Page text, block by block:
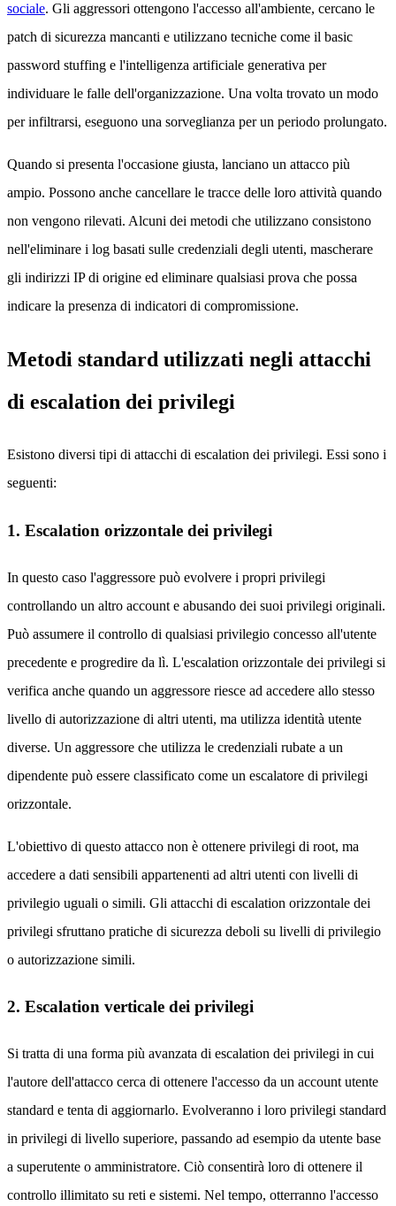
sociale. Gli aggressori ottengono l'accesso all'ambiente, cercano le
patch di sicurezza mancanti e utilizzano tecniche come il basic
password stuffing e l'intelligenza artificiale generativa per
individuare le falle dell'organizzazione. Una volta trovato un modo
per infiltrarsi, eseguono una sorveglianza per un periodo prolungato.
Quando si presenta l'occasione giusta, lanciano un attacco più
ampio. Possono anche cancellare le tracce delle loro attività quando
non vengono rilevati. Alcuni dei metodi che utilizzano consistono
nell'eliminare i log basati sulle credenziali degli utenti, mascherare
gli indirizzi IP di origine ed eliminare qualsiasi prova che possa
indicare la presenza di indicatori di compromissione.
Metodi standard utilizzati negli attacchi
di escalation dei privilegi
Esistono diversi tipi di attacchi di escalation dei privilegi. Essi sono i
seguenti:
1. Escalation orizzontale dei privilegi
In questo caso l'aggressore può evolvere i propri privilegi
controllando un altro account e abusando dei suoi privilegi originali.
Può assumere il controllo di qualsiasi privilegio concesso all'utente
precedente e progredire da lì. L'escalation orizzontale dei privilegi si
verifica anche quando un aggressore riesce ad accedere allo stesso
livello di autorizzazione di altri utenti, ma utilizza identità utente
diverse. Un aggressore che utilizza le credenziali rubate a un
dipendente può essere classificato come un escalatore di privilegi
orizzontale.
L'obiettivo di questo attacco non è ottenere privilegi di root, ma
accedere a dati sensibili appartenenti ad altri utenti con livelli di
privilegio uguali o simili. Gli attacchi di escalation orizzontale dei
privilegi sfruttano pratiche di sicurezza deboli su livelli di privilegio
o autorizzazione simili.
2. Escalation verticale dei privilegi
Si tratta di una forma più avanzata di escalation dei privilegi in cui
l'autore dell'attacco cerca di ottenere l'accesso da un account utente
standard e tenta di aggiornarlo. Evolveranno i loro privilegi standard
in privilegi di livello superiore, passando ad esempio da utente base
a superutente o amministratore. Ciò consentirà loro di ottenere il
controllo illimitato su reti e sistemi. Nel tempo, otterranno l'accesso